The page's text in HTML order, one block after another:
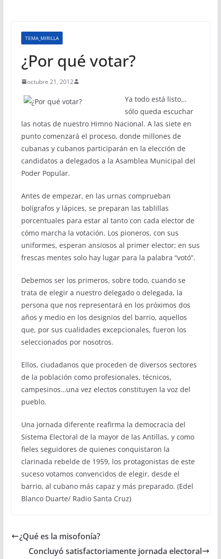
TEMA_MIRILLA
¿Por qué votar?
octubre 21, 2012
Ya todo está listo…
sólo queda escuchar
las notas de nuestro Himno Nacional. A las siete en
punto comenzará el proceso, donde millones de
cubanas y cubanos participarán en la elección de
candidatos a delegados a la Asamblea Municipal del
Poder Popular.
Antes de empezar, en las urnas comprueban
bolígrafos y lápices, se preparan las tablillas
porcentuales para estar al tanto con cada elector de
cómo marcha la votación. Los pioneros, con sus
uniformes, esperan ansiosos al primer elector; en sus
frescas mentes solo hay lugar para la palabra “votó”.
Debemos ser los primeros, sobre todo, cuando se
trata de elegir a nuestro delegado o delegada, la
persona que nos representará en los próximos dos
años y medio en los designios del barrio, aquellos
que, por sus cualidades excepcionales, fueron los
seleccionados por nosotros.
Ellos, ciudadanos que proceden de diversos sectores
de la población como profesionales, técnicos,
campesinos…una vez electos constituyen la voz del
pueblo.
Una jornada diferente reafirma la democracia del
Sistema Electoral de la mayor de las Antillas, y como
fieles seguidores de quienes conquistaron la
clarinada rebelde de 1959, los protagonistas de este
suceso votamos convencidos de elegir, desde el
barrio, al cubano más capaz y más preparado. (Edel
Blanco Duarte/ Radio Santa Cruz)
¿Qué es la misofonía?
Concluyó satisfactoriamente jornada electoral